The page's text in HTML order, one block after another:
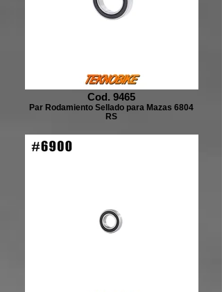
Cod. 9465
Par Rodamiento Sellado para Mazas 6804
RS